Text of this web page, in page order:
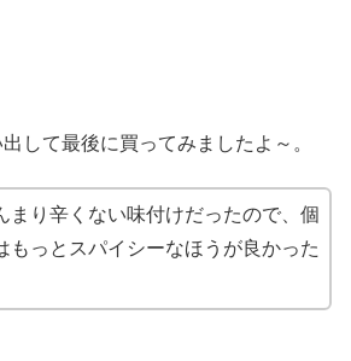
して最後に買ってみましたよ～。
まり辛くない味付けだったので、個
もっとスパイシーなほうが良かった